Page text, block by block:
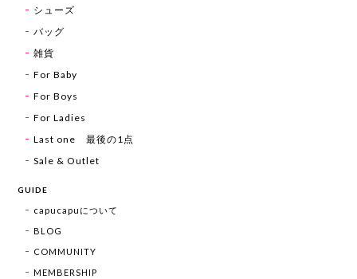
シューズ
バッグ
雑貨
For Baby
For Boys
For Ladies
Last one 最後の1点
Sale & Outlet
GUIDE
capucapuについて
BLOG
COMMUNITY
MEMBERSHIP